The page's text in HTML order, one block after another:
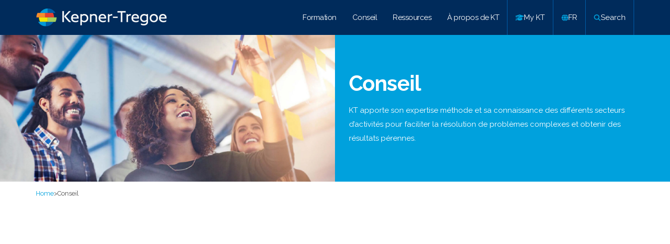
Formation Conseil Ressources À propos de KT My KT FR Search
Conseil
KT apporte son expertise méthode et sa connaissance des différents secteurs
d’activités pour faciliter la résolution de problèmes complexes et obtenir des
résultats pérennes.
Home>Conseil